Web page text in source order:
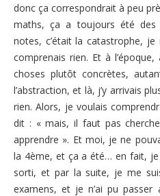
donc ça correspondrait à peu
maths, ça a toujours été des
notes, c’était la catastrophe,
comprenais rien. Et à
choses plutôt concrètes,
l’abstraction, et là, j’y arrivais
rien. Alors, je voulais
dit : « mais, il faut pas
apprendre ». Et moi, je ne
la 4ème, et ça a été… en fait, je
sorti, et par la suite, je me
examens, et je n’ai pu passer